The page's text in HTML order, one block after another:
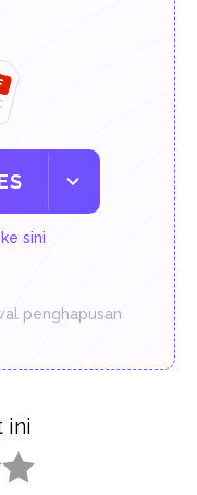
sini
penghapusan
ini